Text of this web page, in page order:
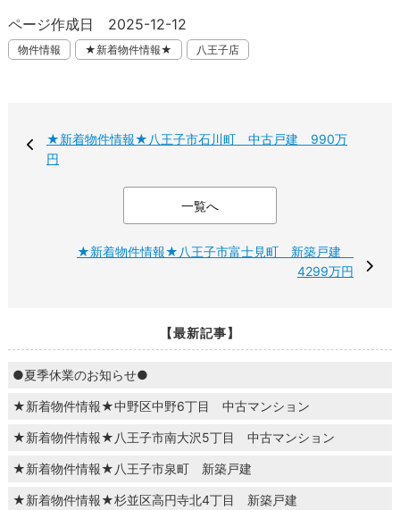
ページ作成日 2025-12-12
物件情報 ★新着物件情報★ 八王子店
★新着物件情報★八王子市石川町 中古戸建 990万
円
一覧へ
★新着物件情報★八王子市富士見町 新築戸建
4299万円
【最新記事】
●夏季休業のお知らせ●
★新着物件情報★中野区中野6丁目 中古マンション
★新着物件情報★八王子市南大沢5丁目 中古マンション
★新着物件情報★八王子市泉町 新築戸建
★新着物件情報★杉並区高円寺北4丁目 新築戸建